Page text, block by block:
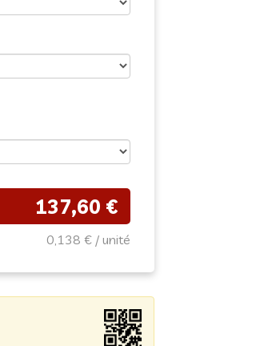
137,60 €
0,138 €